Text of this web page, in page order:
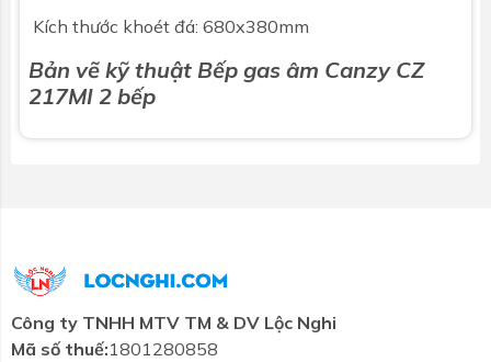
Kích thước khoét đá: 680x380mm
Bản vẽ kỹ thuật Bếp gas âm Canzy CZ
217MI 2 bếp
Công ty TNHH MTV TM & DV Lộc Nghi
Mã số thuế:1801280858